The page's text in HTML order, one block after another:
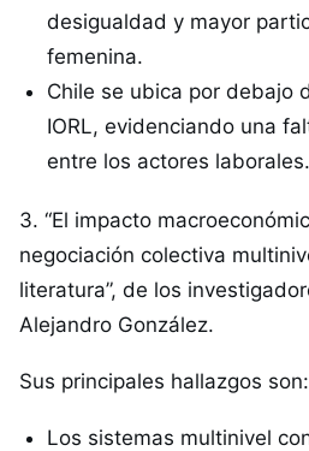
desigualdad y mayor
femenina.
Chile se ubica por debajo
IORL, evidenciando una
entre los actores laborales.
3. “El impacto
negociación colectiva
literatura”, de los
Alejandro González.
Sus principales hallazgos son:
Los sistemas multinivel